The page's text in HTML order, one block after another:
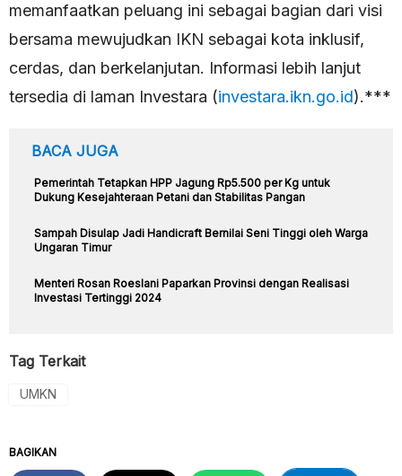
memanfaatkan peluang ini sebagai bagian dari visi
bersama mewujudkan IKN sebagai kota inklusif,
cerdas, dan berkelanjutan. Informasi lebih lanjut
tersedia di laman Investara (investara.ikn.go.id).***
BACA JUGA
Pemerintah Tetapkan HPP Jagung Rp5.500 per Kg untuk
Dukung Kesejahteraan Petani dan Stabilitas Pangan
Sampah Disulap Jadi Handicraft Bernilai Seni Tinggi oleh Warga
Ungaran Timur
Menteri Rosan Roeslani Paparkan Provinsi dengan Realisasi
Investasi Tertinggi 2024
Tag Terkait
UMKN
BAGIKAN